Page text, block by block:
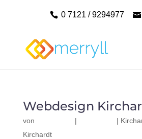
0 7121 / 9294977
Webdesign
von | |
Kirchardt